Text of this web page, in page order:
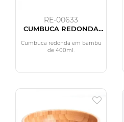
RE-00633
CUMBUCA REDONDA
Cumbuca redonda em bambu
de 400ml.